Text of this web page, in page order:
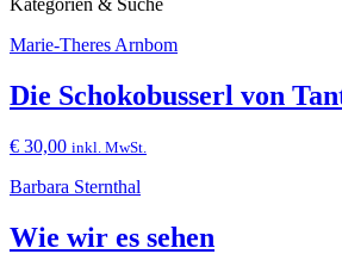
Kategorien & Suche
Marie-Theres Arnbom
Die Schokobusserl von
€ 30,00 inkl. MwSt.
Barbara Sternthal
Wie wir es sehen